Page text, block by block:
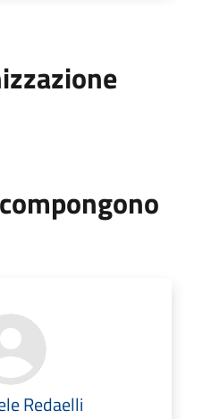
Redaelli